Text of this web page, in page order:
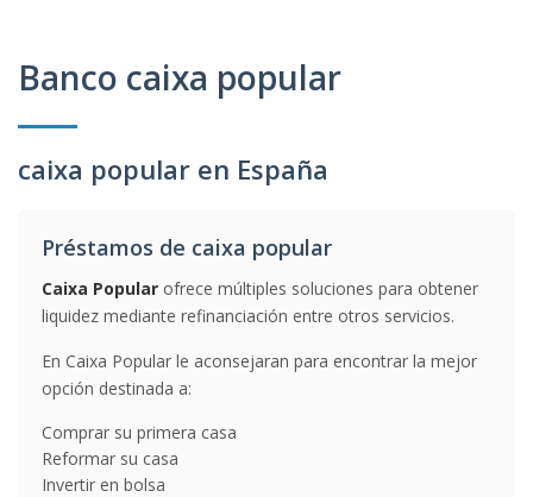
Banco caixa popular
caixa popular en España
Préstamos de caixa popular
Caixa Popular ofrece múltiples soluciones para obtener
liquidez mediante refinanciación entre otros servicios.
En Caixa Popular le aconsejaran para encontrar la mejor
opción destinada a:
Comprar su primera casa
Reformar su casa
Invertir en bolsa